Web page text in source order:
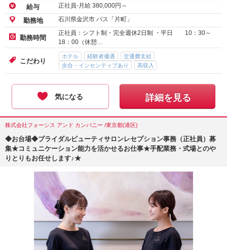
給与 正社員-月給 380,000円～
勤務地 石川県金沢市 バス「片町」
勤務時間
正社員：シフト制・完全週休2日制 ・平日 10：30～
18：00（休憩…
こだわり
ホテル 経験者優遇
交通費支給
歩合・インセンティブあり
高収入
気になる 詳細を見る
株式会社フォーシス アンド カンパニー /東京都(港区)
◆お台場◆ブライダルビューティサロンレセプション事務（正社員）募
集★コミュニケーション能力を活かせるお仕事★手配業務・式場とのや
りとりもお任せします♪★